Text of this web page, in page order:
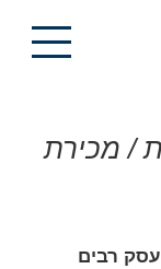
/ מכירת
רבים